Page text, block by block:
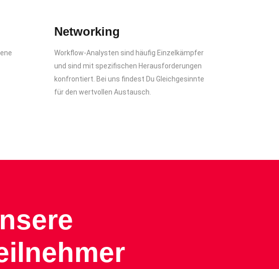
Networking
Workflow-Analysten sind häufig Einzelkämpfer
und sind mit spezifischen Herausforderungen
konfrontiert. Bei uns findest Du Gleichgesinnte
für den wertvollen Austausch.